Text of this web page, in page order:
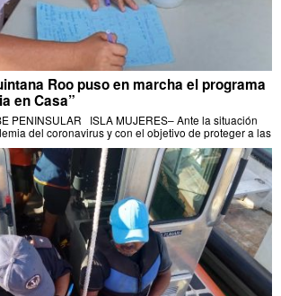
Roo puso en marcha el programa
en Casa”
PENINSULAR ISLA MUJERES– Ante la situación
del coronavirus y con el objetivo de proteger a las